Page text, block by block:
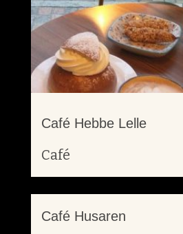
Café Hebbe Lelle
Café
Café Husaren